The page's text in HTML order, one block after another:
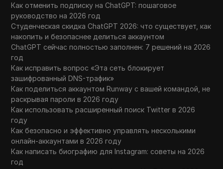
Как отменить подписку на ChatGPT: пошаговое
руководство на 2026 год
Студенческая скидка ChatGPT 2026: что существует, как
накопить и безопаснее делиться аккаунтом
ChatGPT сейчас полностью заполнен: 7 решений на 2026
год
Как исправить вопрос «Эта сеть блокирует
зашифрованный DNS-трафик»
Как поделиться аккаунтом Runway с вашей командой, не
раскрывая пароли в 2026 году
Как использовать расширенный поиск Twitter в 2026
году
Как безопасно и эффективно управлять несколькими
онлайн-аккаунтами в 2026 году
Как написать биографию для Instagram: советы на 2026
год